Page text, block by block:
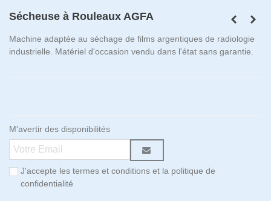
Sécheuse à Rouleaux AGFA
Machine adaptée au séchage de films argentiques de radiologie
industrielle. Matériel d'occasion vendu dans l'état sans garantie.
M'avertir des disponibilités
J'accepte les termes et conditions et la politique de
confidentialité